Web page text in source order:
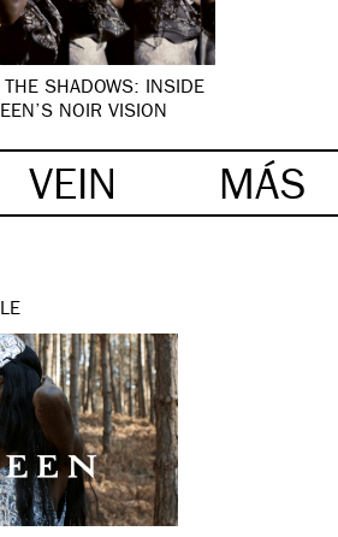
THE SHADOWS: INSIDE
NOIR VISION
VEIN MÁS